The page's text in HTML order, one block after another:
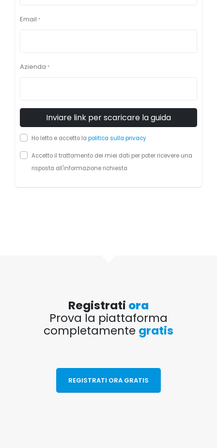
Email *
Azienda *
Ho letto e accetto la politica sulla privacy
Accetto il trattamento dei miei dati per poter ricevere una
risposta all'informazione richiesta
Registrati ora
Prova la piattaforma
completamente gratis
REGISTRATI ORA GRATIS